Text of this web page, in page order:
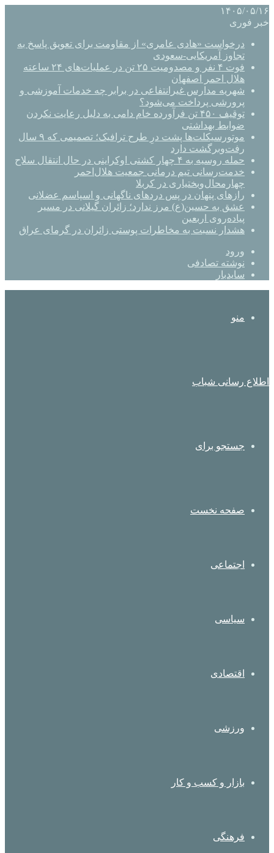
۱۴۰۵/۰۵/۱۶
خبر فوری
درخواست «هادی عامری» از مقاومت برای تعویق پاسخ به
تجاوز آمریکایی-سعودی
فوت ۴ نفر و مصدومیت ۲۵ تن در عملیات‌های ۲۴ ساعته
هلال احمر اصفهان
شهریه مدارس غیرانتفاعی در برابر چه خدمات آموزشی و
پرورشی پرداخت می‌شود؟
توقیف ۴۵۰ تن فرآورده خام دامی به دلیل رعایت نکردن
ضوابط بهداشتی
موتورسیکلت‌ها پشت درِ طرح ترافیک؛ تصمیمی که ۹ سال
رفت‌وبرگشت دارد
حمله روسیه به ۴ چهار کشتی اوکراینی در حال انتقال سلاح
خدمت‌رسانی تیم درمانی جمعیت هلال‌احمر
چهارمحال‌وبختیاری در کربلا
رازهای پنهان در پس دردهای ناگهانی و اسپاسم عضلانی
عشق به حسین(ع) مرز ندارد؛ زائران گیلانی در مسیر
پیاده‌روی اربعین
هشدار نسبت به مخاطرات پوستی زائران در گرمای عراق
ورود
نوشته تصادفی
سایدبار
منو
اطلاع رسانی شباب
جستجو برای
صفحه نخست
اجتماعی
سیاسی
اقتصادی
ورزشی
بازار و کسب و کار
فرهنگی